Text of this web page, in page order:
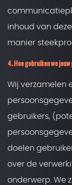
inhoud van
manier
4. Hoe gebruiken we
Wij verzamelen
gebruikers,
doelen
over de
onderwerp. We